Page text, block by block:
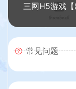
常见问题